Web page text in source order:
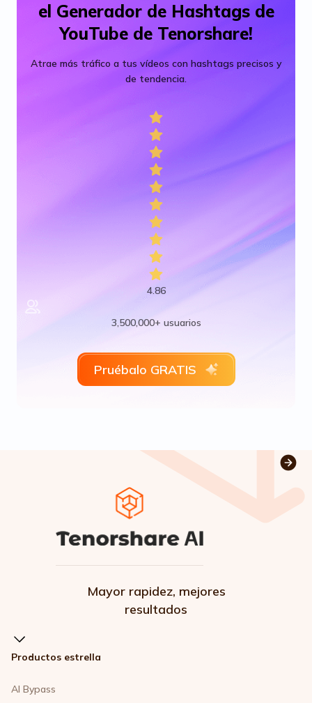
el Generador de Hashtags de
YouTube de Tenorshare!
Atrae más tráfico a tus vídeos con hashtags precisos y
de tendencia.
4.86
3,500,000+ usuarios
Pruébalo GRATIS
Mayor rapidez, mejores
resultados
Productos estrella
AI Bypass